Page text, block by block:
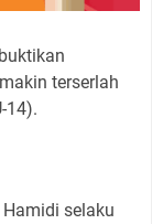
terserlah
14).
selaku